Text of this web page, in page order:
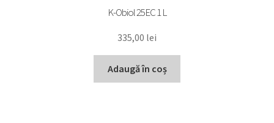
K-Obiol 25EC 1 L
335,00 lei
Adaugă în coș